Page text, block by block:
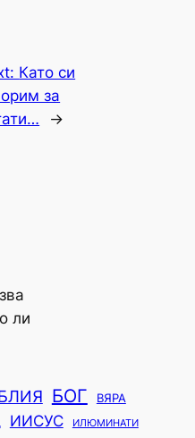
Като си
за
→
ли
БОГ ВЯРА
ИИСУС
ИЛЮМИНАТИ